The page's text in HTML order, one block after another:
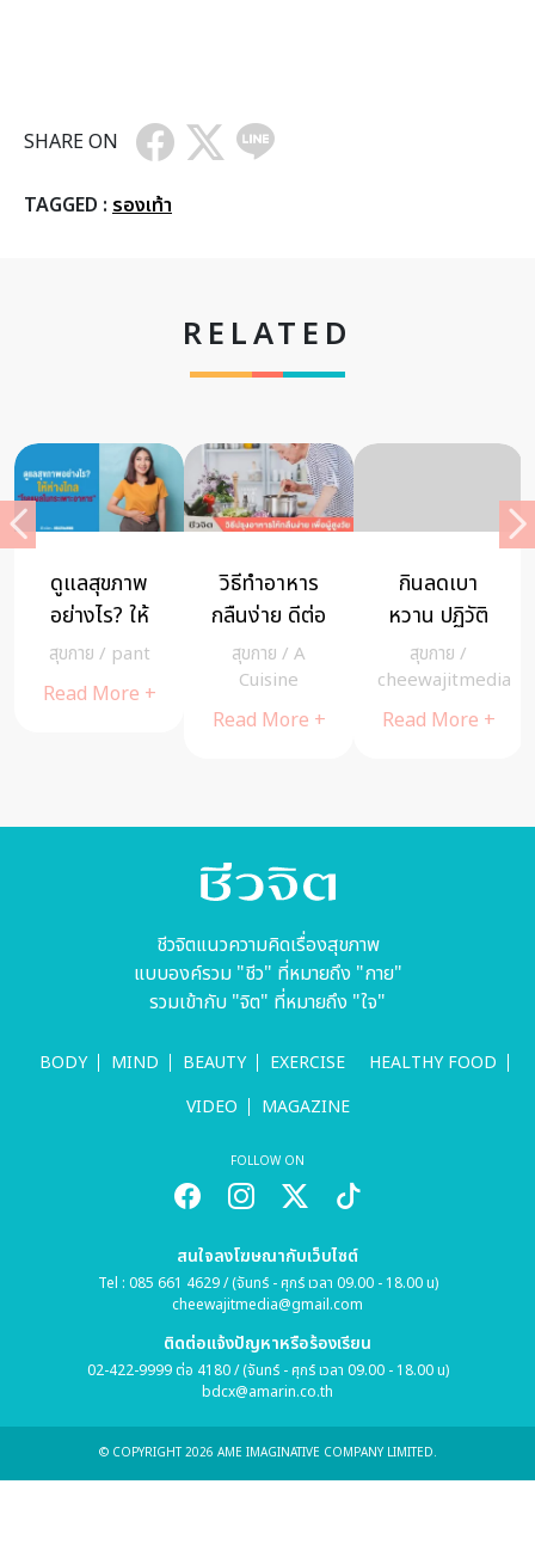
SHARE ON
TAGGED : รองเท้า
RELATED
ดูแลสุขภาพ
อย่างไร? ให้
ห่างไกล แผล
ในกระเพาะ
สุขกาย / pant
Read More +
วิธีทำอาหาร
กลืนง่าย ดีต่อ
สุขภาพผู้สูงวัย
สุขกาย / A
Cuisine
Read More +
กินลดเบา
หวาน ปฏิวัติ
พฤติกรรม
เพราะโรคเบา
หวานเกิดจาก
สุขกาย /
cheewajitmedia
Read More +
ชีวจิตแนวความคิดเรื่องสุขภาพ
แบบองค์รวม "ชีว" ที่หมายถึง "กาย"
รวมเข้ากับ "จิต" ที่หมายถึง "ใจ"
BODY MIND BEAUTY EXERCISE
HEALTHY FOOD
VIDEO
MAGAZINE
FOLLOW ON
สนใจลงโฆษณากับเว็บไซต์
Tel : 085 661 4629 / (จันทร์ - ศุกร์ เวลา 09.00 - 18.00 น)
cheewajitmedia@gmail.com
ติดต่อแจ้งปัญหาหรือร้องเรียน
02-422-9999 ต่อ 4180 / (จันทร์ - ศุกร์ เวลา 09.00 - 18.00 น)
bdcx@amarin.co.th
© COPYRIGHT 2026 AME IMAGINATIVE COMPANY LIMITED.